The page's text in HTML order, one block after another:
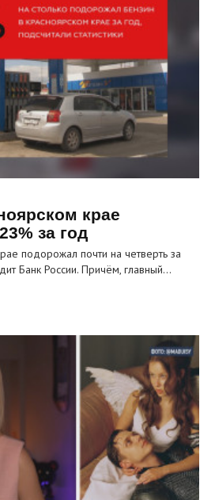
крае
за год
подорожал почти на четверть за
Банк России. Причём, главный…